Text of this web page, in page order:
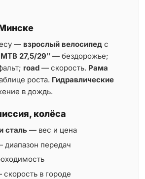
— взрослый велосипед с
MTB 27,5/29″ — бездорожье;
road — скорость. Рама
роста. Гидравлические
в дождь.
колёса
сталь — вес и цена
диапазон передач
в городе